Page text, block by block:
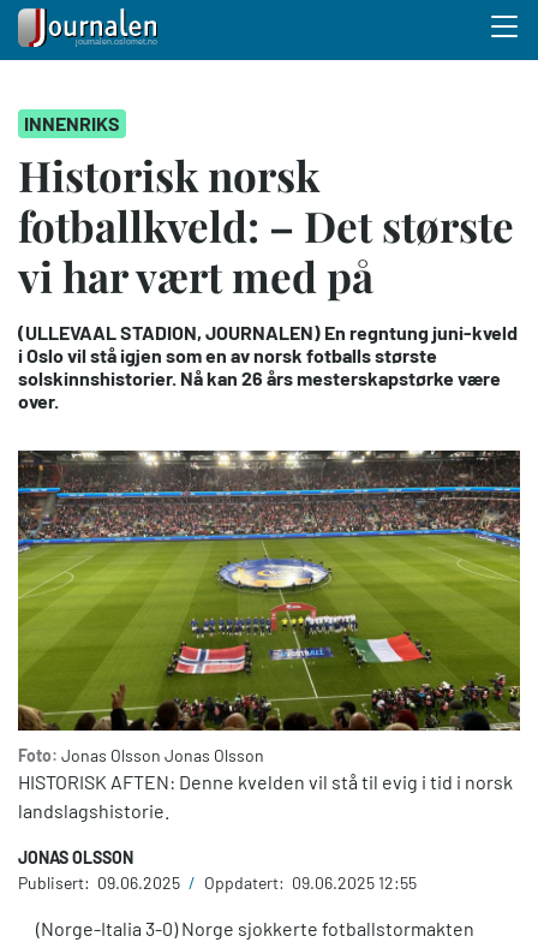
hovedinnhold
INNENRIKS
Historisk norsk
fotballkveld: – Det største
vi har vært med på
(ULLEVAAL STADION, JOURNALEN) En regntung juni-kveld
i Oslo vil stå igjen som en av norsk fotballs største
solskinnshistorier. Nå kan 26 års mesterskapstørke være
over.
Foto: Jonas Olsson Jonas Olsson
HISTORISK AFTEN: Denne kvelden vil stå til evig i tid i norsk
landslagshistorie.
JONAS OLSSON
Publisert: 09.06.2025 / Oppdatert: 09.06.2025 12:55
(Norge-Italia 3-0) Norge sjokkerte fotballstormakten